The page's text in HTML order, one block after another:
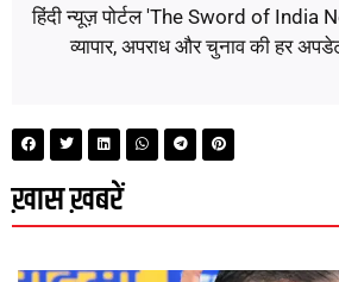
हिंदी न्यूज़ पोर्टल 'The Sword of India
व्यापार, अपराध और चुनाव की हर
ख़ास ख़बरें